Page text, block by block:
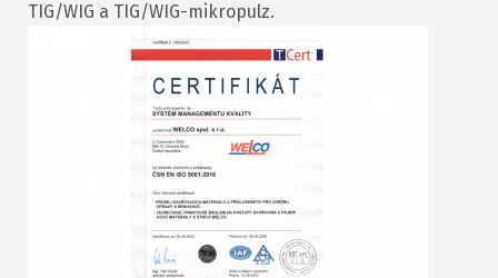
TIG/WIG a TIG/WIG-mikropulz.